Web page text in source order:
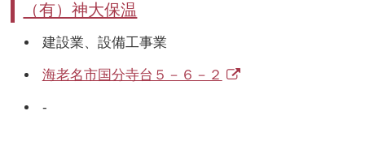
（有）神大保温
建設業、設備工事業
海老名市国分寺台５－６－２
-